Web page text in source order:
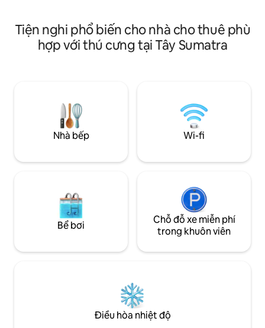
Tiện nghi phổ biến cho nhà cho thuê phù
hợp với thú cưng tại Tây Sumatra
Nhà bếp Wi-fi
Bể bơi
Chỗ đỗ xe miễn phí
trong khuôn viên
Điều hòa nhiệt độ